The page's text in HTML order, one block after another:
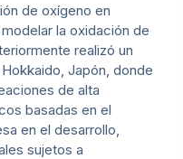
de oxígeno en
la oxidación de
realizó un
Japón, donde
de alta
basadas en el
en el desarrollo,
sujetos a